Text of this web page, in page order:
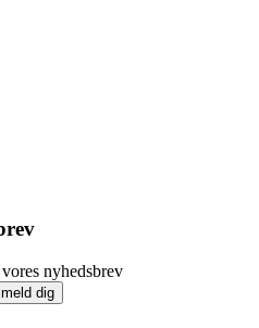
nyhedsbrev
dig